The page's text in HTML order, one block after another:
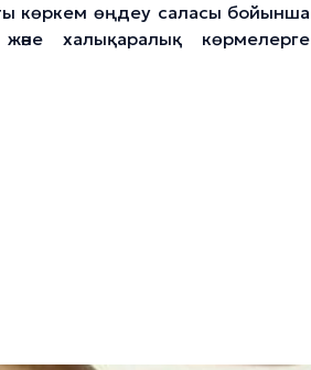
көркем өңдеу саласы бойынша
халықаралық көрмелерге